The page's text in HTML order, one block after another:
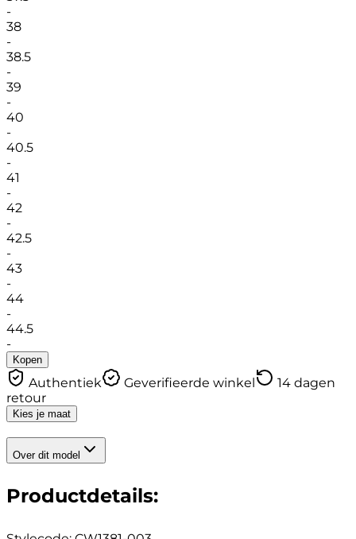
-
38
-
38.5
-
39
-
40
-
40.5
-
41
-
42
-
42.5
-
43
-
44
-
44.5
-
Kopen
Authentiek Geverifieerde winkel
14 dagen
retour
Kies je maat
Over dit model
Productdetails: